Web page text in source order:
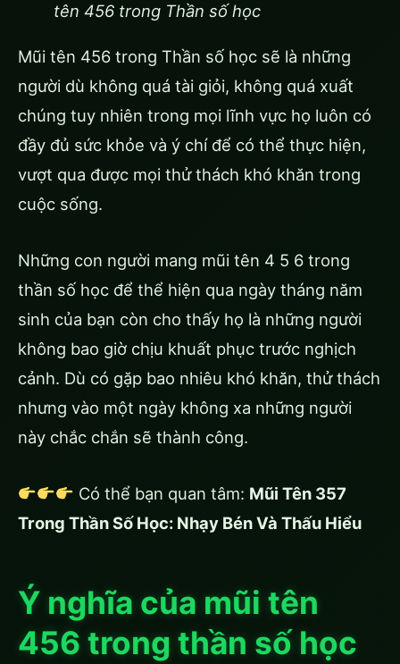
tên 456 trong Thần số học
Mũi tên 456 trong Thần số học sẽ là những
người dù không quá tài giỏi, không quá xuất
chúng tuy nhiên trong mọi lĩnh vực họ luôn có
đầy đủ sức khỏe và ý chí để có thể thực hiện,
vượt qua được mọi thử thách khó khăn trong
cuộc sống.
Những con người mang mũi tên 4 5 6 trong
thần số học để thể hiện qua ngày tháng năm
sinh của bạn còn cho thấy họ là những người
không bao giờ chịu khuất phục trước nghịch
cảnh. Dù có gặp bao nhiêu khó khăn, thử thách
nhưng vào một ngày không xa những người
này chắc chắn sẽ thành công.
Có thể bạn quan tâm: Mũi Tên 357
Trong Thần Số Học: Nhạy Bén Và Thấu Hiểu
Ý nghĩa của mũi tên
456 trong thần số học